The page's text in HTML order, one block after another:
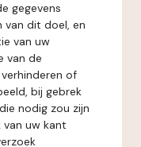
gegevens
van dit doel, en
van uw
van de
of
bij gebrek
nodig zou zijn
uw kant